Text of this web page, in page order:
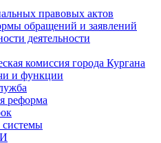
правовых актов
обращений и заявлений
деятельности
комиссия города Кургана
и функции
реформа